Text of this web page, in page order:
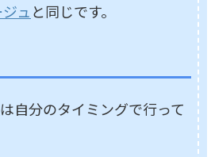
ュと同じです。
自分のタイミングで行って